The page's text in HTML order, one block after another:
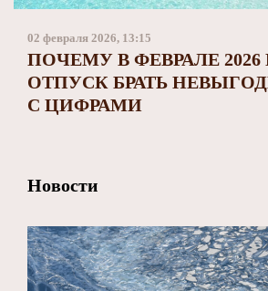
Заполярный театр драмы
02 февраля 2026, 13:15
ПОЧЕМУ В ФЕВРАЛЕ 2026
ОТПУСК БРАТЬ
С ЦИФРАМИ
Новости